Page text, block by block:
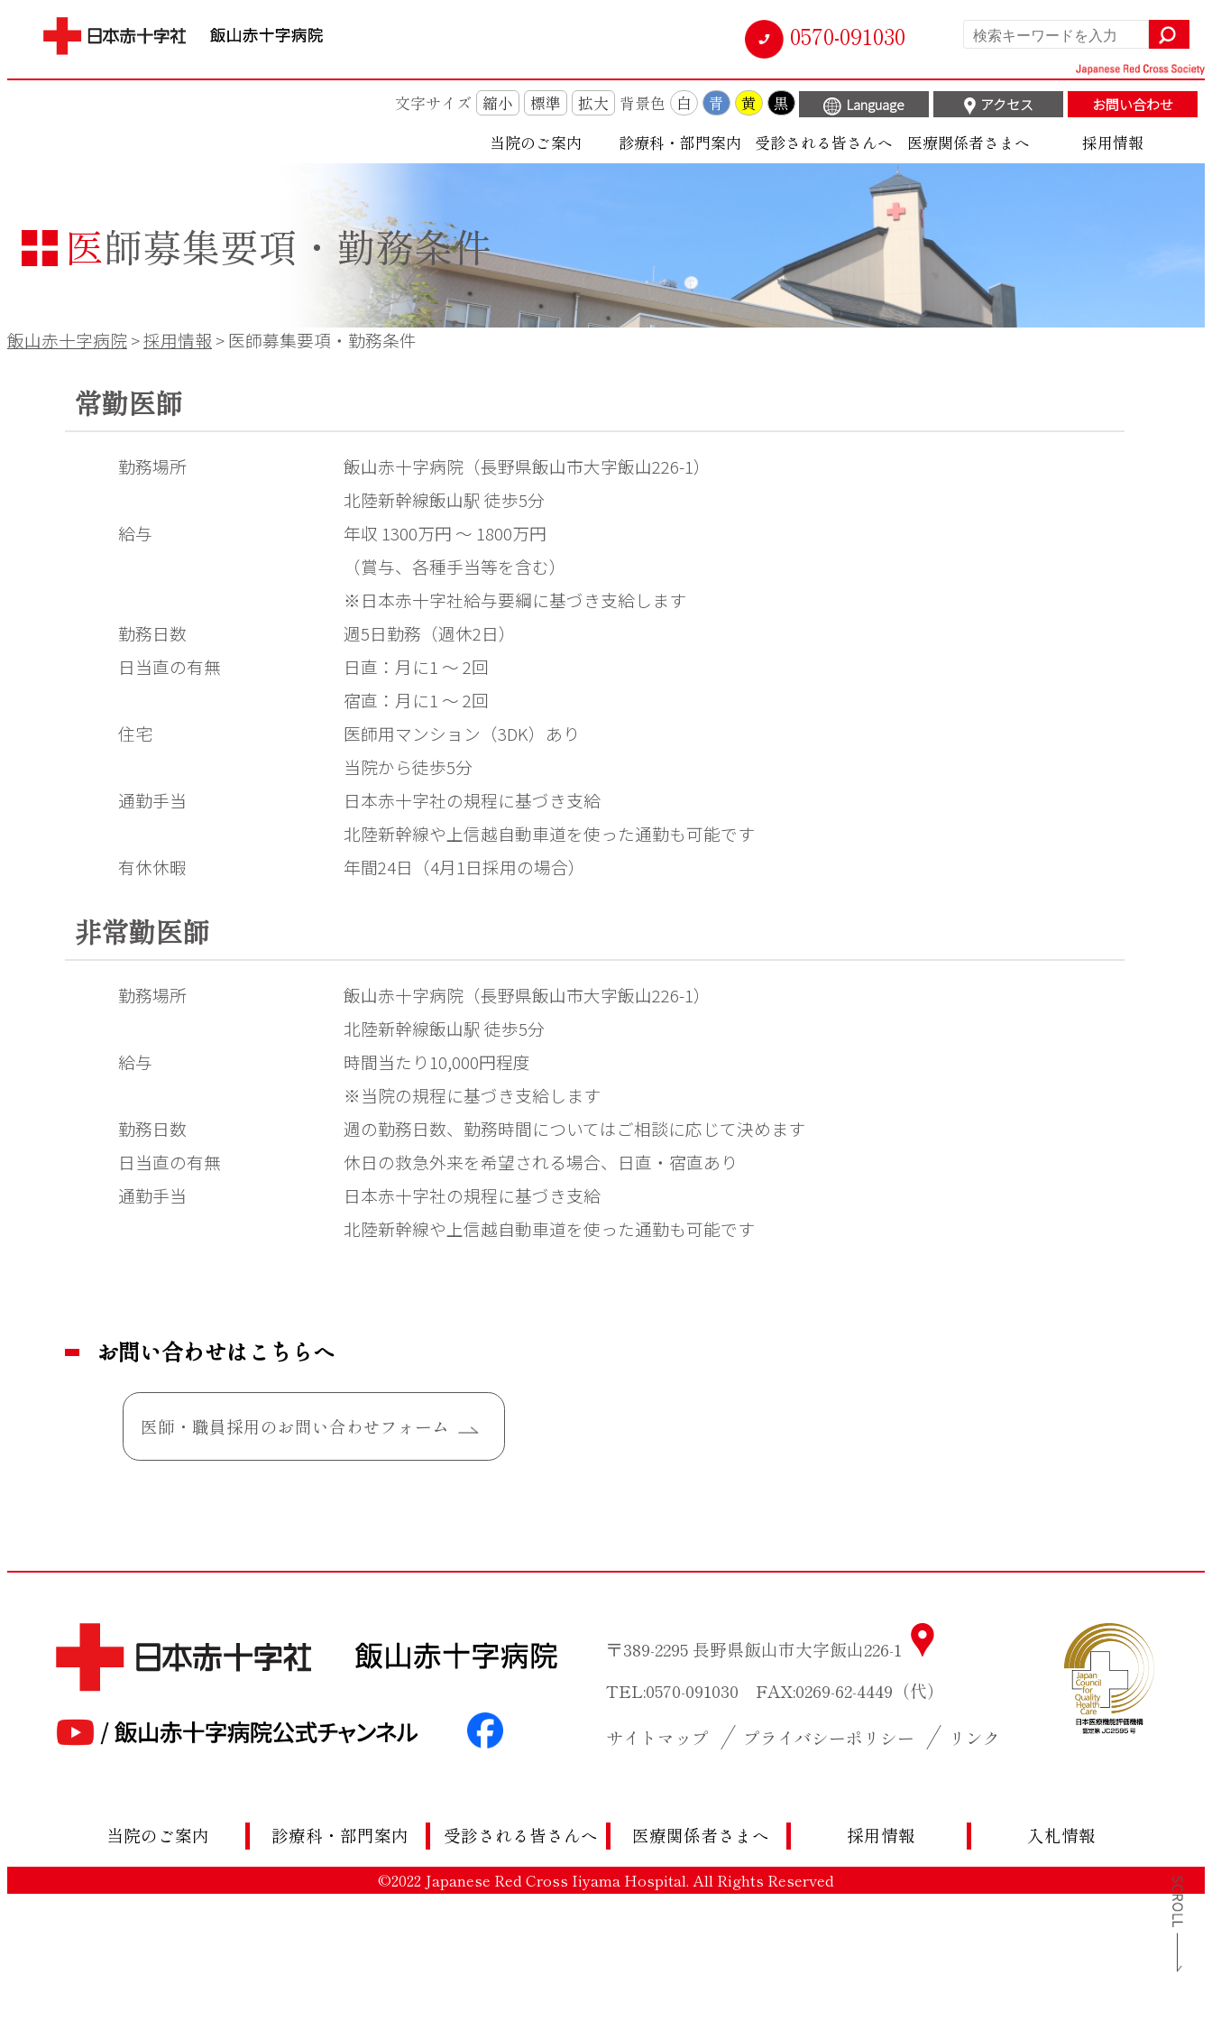
0570-091030
文字サイズ 縮小 標準 拡大 背景色 白 青 黄 黒 Language アクセス お問い合わせ
当院のご案内 診療科・部門案内 受診される皆さんへ 医療関係者さまへ 採用情報
医師募集要項・勤務条件
飯山赤十字病院>採用情報 >医師募集要項・勤務条件
常勤医師
勤務場所
飯山赤十字病院（長野県飯山市大字飯山226-1）
北陸新幹線飯山駅 徒歩5分
給与
年収 1300万円 ～ 1800万円
（賞与、各種手当等を含む）
※日本赤十字社給与要綱に基づき支給します
勤務日数
週5日勤務（週休2日）
日当直の有無
日直：月に1 ～ 2回
宿直：月に1 ～ 2回
住宅
医師用マンション（3DK）あり
当院から徒歩5分
通勤手当
日本赤十字社の規程に基づき支給
北陸新幹線や上信越自動車道を使った通勤も可能です
有休休暇
年間24日（4月1日採用の場合）
非常勤医師
勤務場所
飯山赤十字病院（長野県飯山市大字飯山226-1）
北陸新幹線飯山駅 徒歩5分
時間当たり10,000円程度
※当院の規程に基づき支給します
週の勤務日数、勤務時間についてはご相談に応じて決めます
日当直の有無
休日の救急外来を希望される場合、日直・宿直あり
日本赤十字社の規程に基づき支給
北陸新幹線や上信越自動車道を使った通勤も可能です
お問い合わせはこちらへ
医師・職員採用のお問い合わせフォーム
〒389-2295 長野県飯山市大字飯山226-1
TEL:0570-091030 FAX:0269-62-4449（代）
サイトマップ
プライバシーポリシー リンク
当院のご案内 診療科・部門案内 受診される皆さんへ 医療関係者さまへ 採用情報 入札情報
©2022 Japanese Red Cross Iiyama Hospital. All Rights Reserved